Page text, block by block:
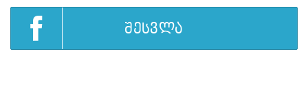
ᲨᲔᲡᲕᲚᲐ